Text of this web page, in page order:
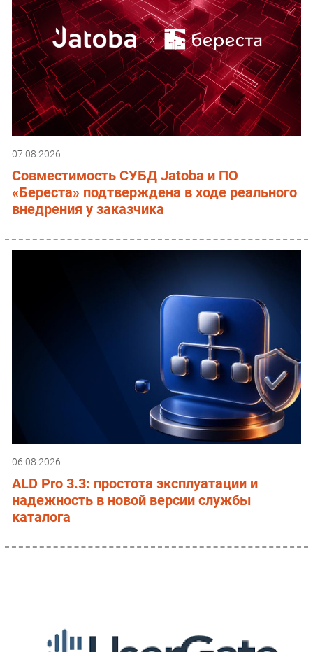
07.08.2026
Совместимость СУБД Jatoba и ПО
«Береста» подтверждена в ходе реального
внедрения у заказчика
06.08.2026
ALD Pro 3.3: простота эксплуатации и
надежность в новой версии службы
каталога